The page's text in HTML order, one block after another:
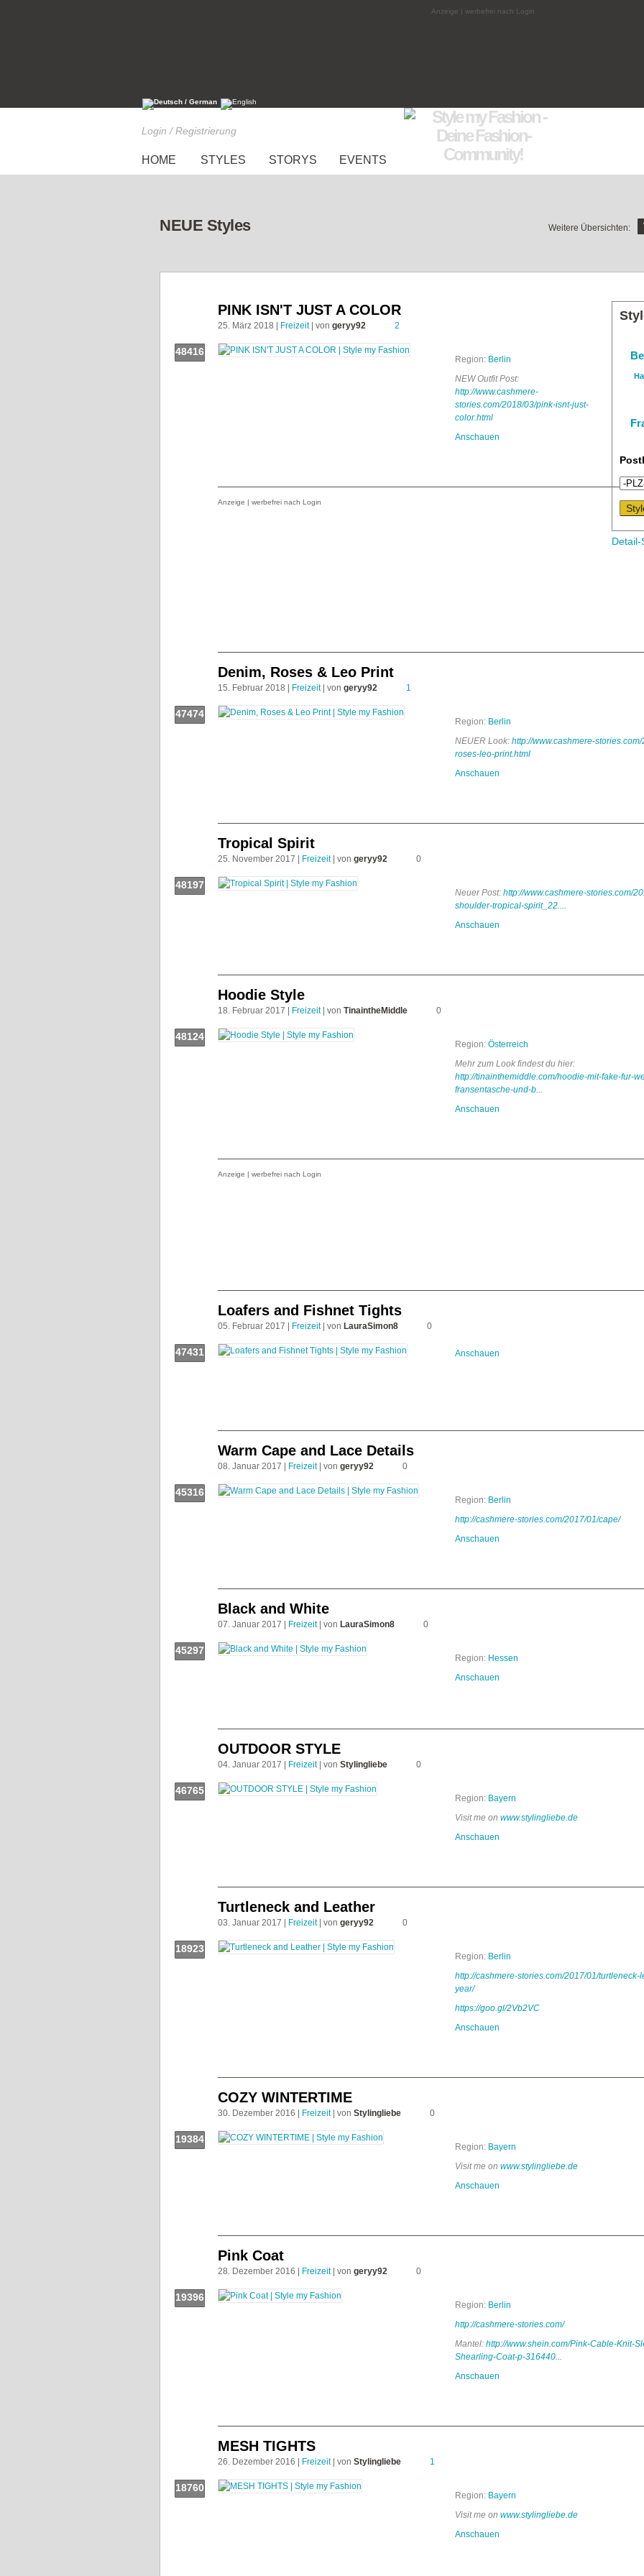
Anzeige | werbefrei nach Login
Login / Registrierung
HOME STYLES STORYS EVENTS
NEUE Styles Weitere Übersichten:
Detail-
PINK ISN'T JUST A COLOR
25. März 2018 | Freizeit| von geryy92 2
48416
Region: Berlin
NEW Outfit Post:
http://www.cashmere-
stories.com/2018/03/pink-isnt-just-
color.html
Anschauen
Anzeige | werbefrei nach Login
Denim, Roses & Leo Print
15. Februar 2018 | Freizeit| von geryy92 1
47474
Region: Berlin
NEUER Look: http://www.cashmere-
roses-leo-print.html
Anschauen
Tropical Spirit
25. November 2017 | Freizeit| von geryy92 0
48197
Neuer Post: http://www.cashmere-stories.com/
shoulder-tropical-spirit_22....
Anschauen
Hoodie Style
18. Februar 2017 | Freizeit| von TinaintheMiddle 0
48124
Region: Österreich
Mehr zum Look findest du hier:
http://tinainthemiddle.com/hoodie-mit-fake-fur-
fransentasche-und-b...
Anschauen
Anzeige | werbefrei nach Login
Loafers and Fishnet Tights
05. Februar 2017 | Freizeit| von LauraSimon8 0
47431 Anschauen
Warm Cape and Lace Details
08. Januar 2017 | Freizeit| von geryy92 0
45316
Region: Berlin
http://cashmere-stories.com/2017/01/cape/
Anschauen
Black and White
07. Januar 2017 | Freizeit| von LauraSimon8 0
45297
Region: Hessen
Anschauen
OUTDOOR STYLE
04. Januar 2017 | Freizeit| von Stylingliebe 0
46765
Region: Bayern
Visit me on www.stylingliebe.de
Anschauen
Turtleneck and Leather
03. Januar 2017 | Freizeit| von geryy92 0
18923
Region: Berlin
http://cashmere-stories.com/2017/01/turtleneck-
year/
https://goo.gl/2Vb2VC
Anschauen
COZY WINTERTIME
30. Dezember 2016 | Freizeit| von Stylingliebe 0
19384
Region: Bayern
Visit me on www.stylingliebe.de
Anschauen
Pink Coat
28. Dezember 2016 | Freizeit| von geryy92 0
19396
Region: Berlin
http://cashmere-stories.com/
Mantel: http://www.shein.com/Pink-Cable-Knit-
Shearling-Coat-p-316440...
Anschauen
MESH TIGHTS
26. Dezember 2016 | Freizeit| von Stylingliebe 1
18760
Region: Bayern
Visit me on www.stylingliebe.de
Anschauen